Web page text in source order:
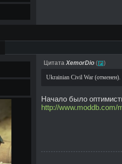
Цитата XemorDio ( )
Ukrainian Civil War (отменен).
Начало было
http://www.moddb.com/